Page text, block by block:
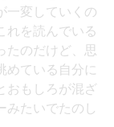
一変していくの
れを読んでいる
たのだけど、思
めている自分に
おもしろが混ざ
みたいでたのし